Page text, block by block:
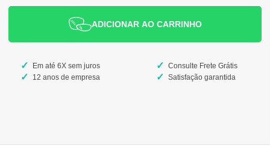
ADICIONAR AO CARRINHO
Em até 6X sem juros
12 anos de empresa
Consulte Frete Grátis
Satisfação garantida